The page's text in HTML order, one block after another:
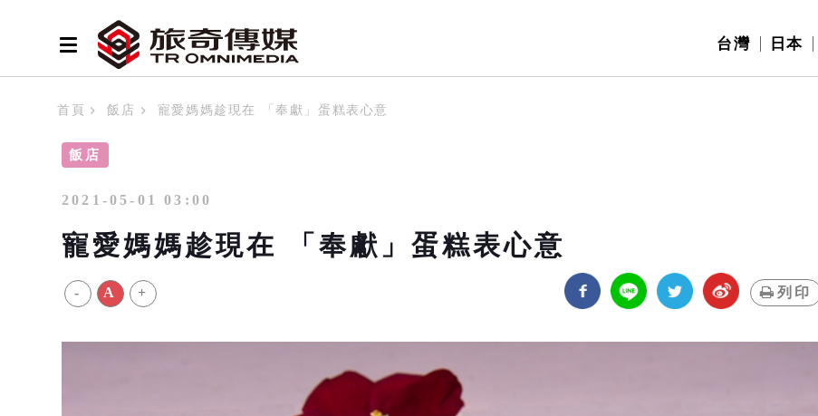
台灣 日本
首頁 飯店 寵愛媽媽趁現在 「奉獻」蛋糕表心意
飯店
2021-05-01 03:00
寵愛媽媽趁現在 「奉獻」蛋糕表心意
- A + 列印